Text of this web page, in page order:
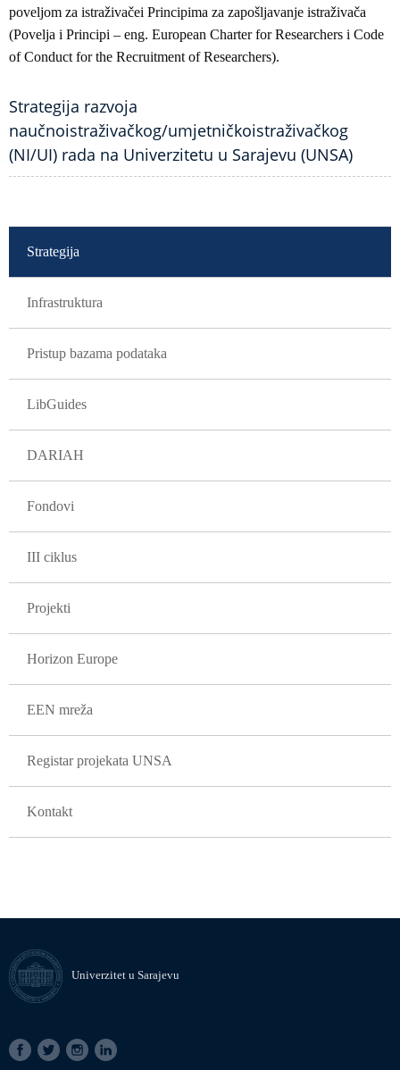
poveljom za istraživačei Principima za zapošljavanje istraživača
(Povelja i Principi – eng. European Charter for Researchers i Code
of Conduct for the Recruitment of Researchers).
Strategija razvoja
naučnoistraživačkog/umjetničkoistraživačkog
(NI/UI) rada na Univerzitetu u Sarajevu (UNSA)
Strategija
Infrastruktura
Pristup bazama podataka
LibGuides
DARIAH
Fondovi
III ciklus
Projekti
Horizon Europe
EEN mreža
Registar projekata UNSA
Kontakt
Univerzitet u Sarajevu
SOCIAL
LINKS